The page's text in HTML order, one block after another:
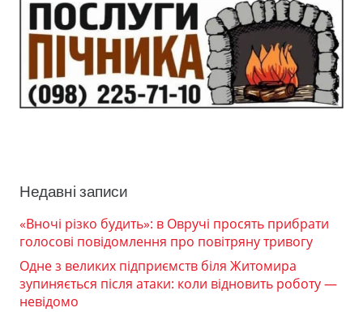
Недавні записи
«Вночі різко будить»: в Овручі просять прибрати
голосові повідомлення про повітряну тривогу
Одне з великих підприємств біля Житомира
зупиняється після атаки: коли відновить роботу —
невідомо